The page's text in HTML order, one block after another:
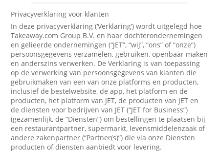
Privacyverklaring voor klanten
In deze privacyverklaring (‘Verklaring’) wordt uitgelegd hoe
Takeaway.com Group B.V. en haar dochterondernemingen
en gelieerde ondernemingen (“JET”, “wij”, “ons” of “onze”)
persoonsgegevens verzamelen, gebruiken, openbaar maken
en anderszins verwerken. De Verklaring is van toepassing
op de verwerking van persoonsgegevens van klanten die
gebruikmaken van een van onze platforms en producten,
inclusief de bestelwebsite, de app, het platform en de
producten, het platform van JET, de producten van JET en
de diensten voor bedrijven van JET (“JET for Business”)
(gezamenlijk, de “Diensten”) om bestellingen te plaatsen bij
een restaurantpartner, supermarkt, levensmiddelenzaak of
andere zakenpartner (“Partner(s)”) die via onze Diensten
producten of diensten aanbiedt voor levering.